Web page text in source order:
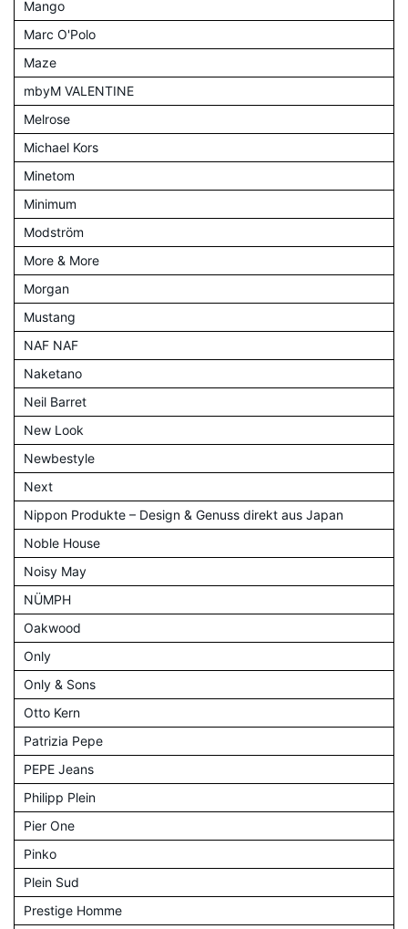
Mango
Marc O'Polo
Maze
mbyM VALENTINE
Melrose
Michael Kors
Minetom
Minimum
Modström
More & More
Morgan
Mustang
NAF NAF
Naketano
Neil Barret
New Look
Newbestyle
Next
Nippon Produkte – Design & Genuss direkt aus Japan
Noble House
Noisy May
NÜMPH
Oakwood
Only
Only & Sons
Otto Kern
Patrizia Pepe
PEPE Jeans
Philipp Plein
Pier One
Pinko
Plein Sud
Prestige Homme